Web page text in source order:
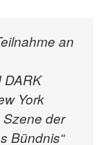
an
DARK
York
der
Bündnis“